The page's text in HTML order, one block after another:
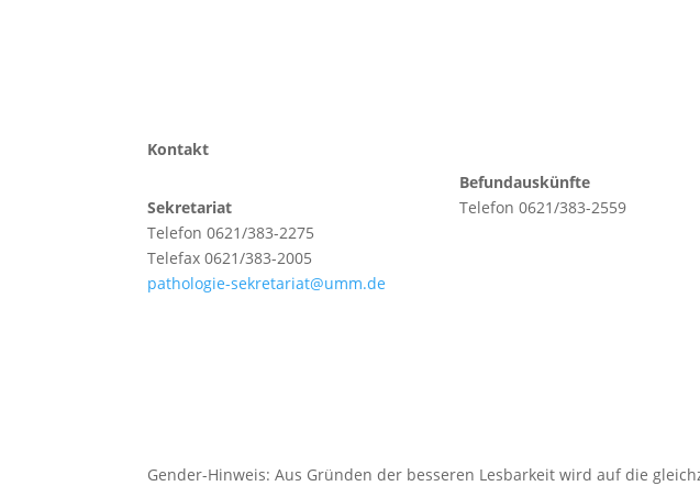
Kontakt
Sekretariat
Telefon 0621/383-2275
Telefax 0621/383-2005
pathologie-sekretariat@umm.de
Befundauskünfte
Telefon 0621/383-2559
Gender-Hinweis: Aus Gründen der besseren Lesbarkeit wird auf die